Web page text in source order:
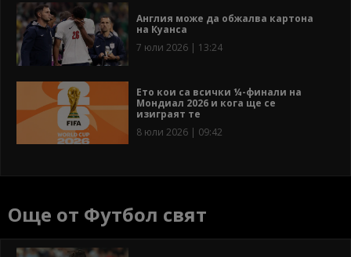
Англия може да обжалва картона
на Куанса
7 юли 2026 | 13:24
Ето кои са всички ¼-финали на
Мондиал 2026 и кога ще се
изиграят те
8 юли 2026 | 09:42
Още от Футбол свят